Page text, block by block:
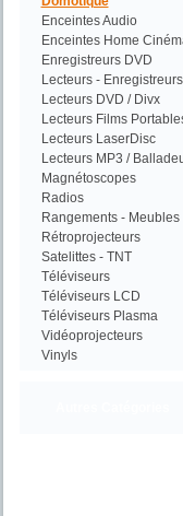
Enceintes Audio
Enceintes Home
Enregistreurs DVD
Lecteurs -
Lecteurs DVD / Divx
Lecteurs Films
Lecteurs LaserDisc
Lecteurs MP3 /
Magnétoscopes
Radios
Rangements - Meubles
Rétroprojecteurs
Satelittes - TNT
Téléviseurs
Téléviseurs LCD
Téléviseurs Plasma
Vidéoprojecteurs
Vinyls